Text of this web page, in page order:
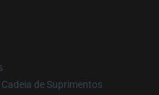
de Suprimentos